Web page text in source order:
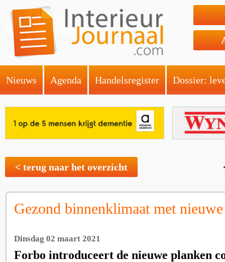
Nieuws Agenda Handelsregister Dossier:
< terug naar het overzicht
Gezond binnenklimaat met
Dinsdag 02 maart 2021
Forbo introduceert de nieuwe planken